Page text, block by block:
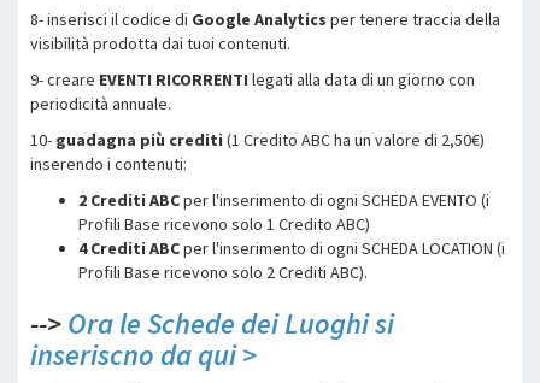
8- inserisci il codice di Google Analytics per tenere traccia della
visibilità prodotta dai tuoi contenuti.
9- creare EVENTI RICORRENTI legati alla data di un giorno con
periodicità annuale.
10- guadagna più crediti (1 Credito ABC ha un valore di 2,50€)
inserendo i contenuti:
2 Crediti ABCper l'inserimento di ogni SCHEDA EVENTO (i
Profili Base ricevono solo 1 Credito ABC)
4 Crediti ABCper l'inserimento di ogni SCHEDA LOCATION (i
Profili Base ricevono solo 2 Crediti ABC).
-->Ora le Schede dei Luoghi si
inseriscno da qui >